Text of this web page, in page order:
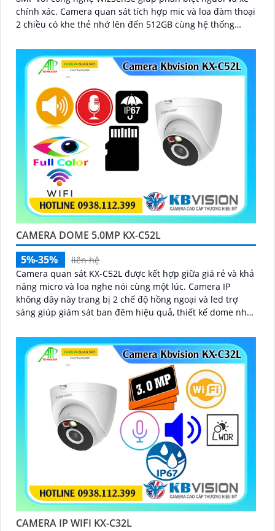
chính xác. Camera quan sát tích hợp mic và loa đàm thoại
2 chiều có khe thẻ nhớ lên đến 512GB cùng hệ thống
CAMERA DOME 5.0MP KX-C52L
5%-35%
liên hệ
Camera quan sát KX-C52L được kết hợp giữa giá rẻ và khả
năng micro và loa nghe nói cùng một lúc. Camera IP
không dây này trang bị 2 chế độ hồng ngoại và led trợ
sáng giúp giám sát ban đêm hiệu quả, thiết kế dome nhỏ
CAMERA IP WIFI KX-C32L